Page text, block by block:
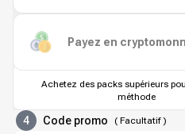
Payez en
Achetez des packs supérieurs
méthode
4 Code promo ( Facultatif)